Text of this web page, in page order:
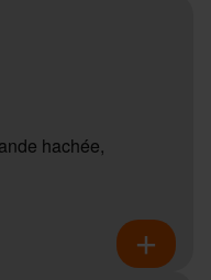
hachée,